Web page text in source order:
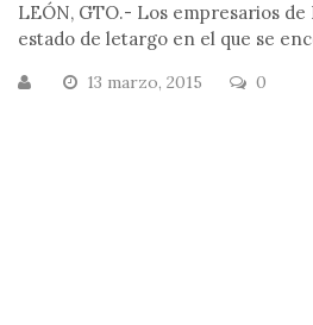
LEÓN, GTO.- Los empresarios
estado de letargo en el que se
13 marzo, 2015 0